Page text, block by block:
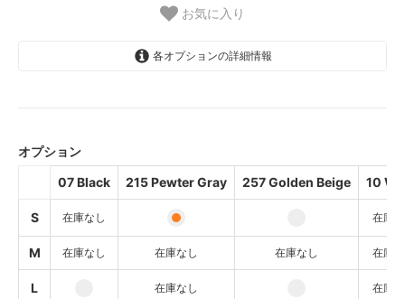
お気に入り
各オプションの詳細情報
257 Golden Beige
オプション
07 Black
215 Pewter Gray 257 Golden Beige 10
S 在庫なし 在庫
M 在庫なし 在庫なし 在庫なし 在庫
L 在庫なし 在庫